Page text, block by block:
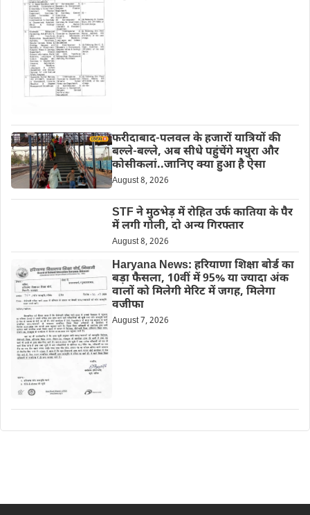
फरीदाबाद-पलवल के हजारों यात्रियों की
बल्ले-बल्ले, अब सीधे पहुंचेंगे मथुरा और
कोसीकलां..जानिए क्या हुआ है ऐसा
August 8, 2026
STF ने मुठभेड़ में रोहित उर्फ कातिया के पैर
में लगी गोली, दो अन्य गिरफ्तार
August 8, 2026
Haryana News: हरियाणा शिक्षा बोर्ड का
बड़ा फैसला, 10वीं में 95% या ज्यादा अंक
वालों को मिलेगी मेरिट में जगह, मिलेगा
वजीफा
August 7, 2026